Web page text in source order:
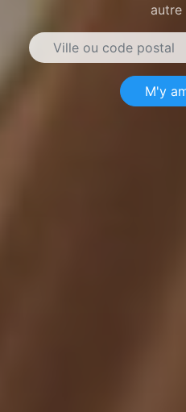
autre
M'y